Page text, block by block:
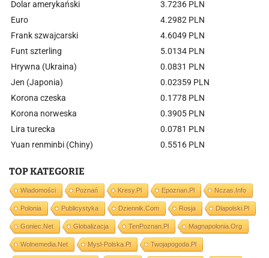
Dolar amerykański
3.7236 PLN
Euro
4.2982 PLN
Frank szwajcarski
4.6049 PLN
Funt szterling
5.0134 PLN
Hrywna (Ukraina)
0.0831 PLN
Jen (Japonia)
0.02359 PLN
Korona czeska
0.1778 PLN
Korona norweska
0.3905 PLN
Lira turecka
0.0781 PLN
Yuan renminbi (Chiny)
0.5516 PLN
TOP KATEGORIE
Wiadomości Poznań Kresy.pl Epoznan.pl Nczas.info
Polonia Publicystyka Dziennik.com Rosja Dlapolski.pl
Goniec.net Globalizacja TenPoznan.pl Magnapolonia.org
Wolnemedia.net Mysl-Polska.pl Twojapogoda.pl